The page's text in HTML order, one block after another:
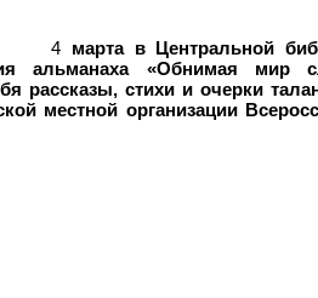
4 марта в Центральной
альманаха «Обнимая мир
рассказы, стихи и очерки
местной организации